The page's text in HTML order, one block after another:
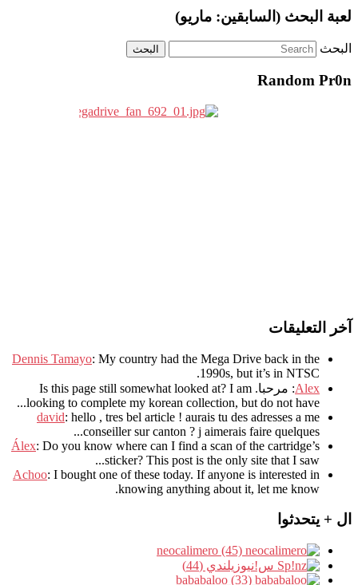
لعبة البحث (السابقين: ماريو)
البحث
Random Pr0n
آخر التعليقات
Dennis Tamayo: My country had the Mega Drive back in the
1990s, but it’s in NTSC
.
Alex: مرحبا. Is this page still somewhat looked at? I am
looking to complete my korean collection, but do not have..
.
david: hello , tres bel article ! aurais tu des adresses a me
conseiller sur canton ? j aimerais faire quelques..
.
Álex: Do you know where can I find a scan of the cartridge’s
sticker? This post is the only site that I saw...
Achoo: I bought one of these today. If anyone is interested in
knowing anything about it, let me know.
ال + يتحدثوا
س!نيوزيلندي (44)